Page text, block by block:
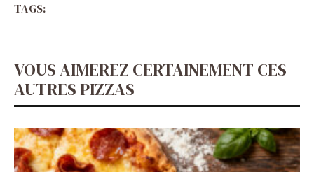
TAGS:
VOUS AIMEREZ CERTAINEMENT CES
AUTRES PIZZAS